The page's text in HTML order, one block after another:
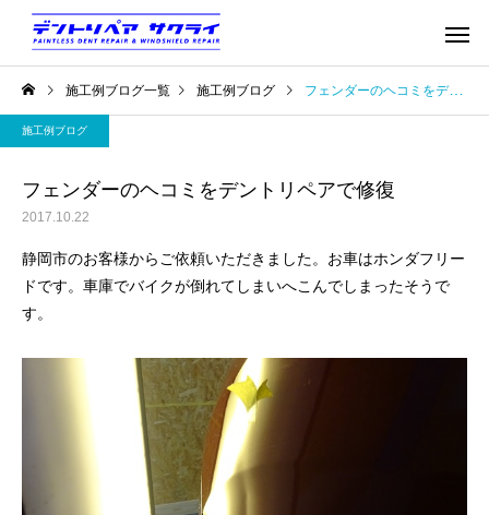
施工例ブログ一覧 施工例ブログ フェンダーのヘコミをデントリペアで修復
施工例ブログ
フェンダーのヘコミをデントリペアで修復
2017.10.22
静岡市のお客様からご依頼いただきました。お車はホンダフリー
ドです。車庫でバイクが倒れてしまいへこんでしまったそうで
す。